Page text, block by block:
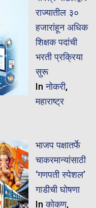
राज्यातील ३०
हजारांहून अधिक
शिक्षक पदांची
भरती प्रक्रिया
सुरू
Inनोकरी,
महाराष्ट्र
भाजप पक्षातर्फे
चाकरमान्यांसाठी
‘गणपती स्पेशल’
गाडीची घोषणा
Inकोकण,